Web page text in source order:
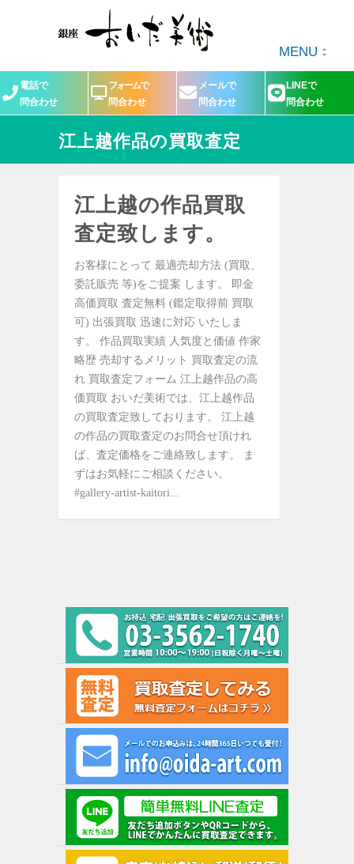
MENU
電話で
問合わせ
フォームで
問合わせ
メールで
問合わせ
LINEで
問合わせ
江上越作品の買取査定
江上越の作品買取
査定致します。
お客様にとって 最適売却方法 (買取、
委託販売 等)をご提案 します。 即金
高価買取 査定無料 (鑑定取得前 買取
可) 出張買取 迅速に対応 いたしま
す。 作品買取実績 人気度と価値 作家
略歴 売却するメリット 買取査定の流
れ 買取査定フォーム 江上越作品の高
価買取 おいだ美術では、江上越作品
の買取査定致しております。 江上越
の作品の買取査定のお問合せ頂けれ
ば、査定価格をご連絡致します。 ま
ずはお気軽にご相談ください。
#gallery-artist-kaitori...